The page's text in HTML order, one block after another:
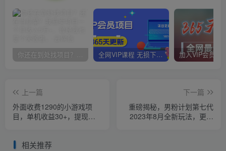
你还在到处找项目？还在当韭菜？我靠卖项目一个月收入5万+，曾经我也是个失败者。 全网VIP课程 无损下载~
上一篇
外面收费1290的小游戏项
目，单机收益30+，提现秒
下一篇
重磅揭秘，男粉计划第七代
2023年8月全新玩法，更加
相关推荐